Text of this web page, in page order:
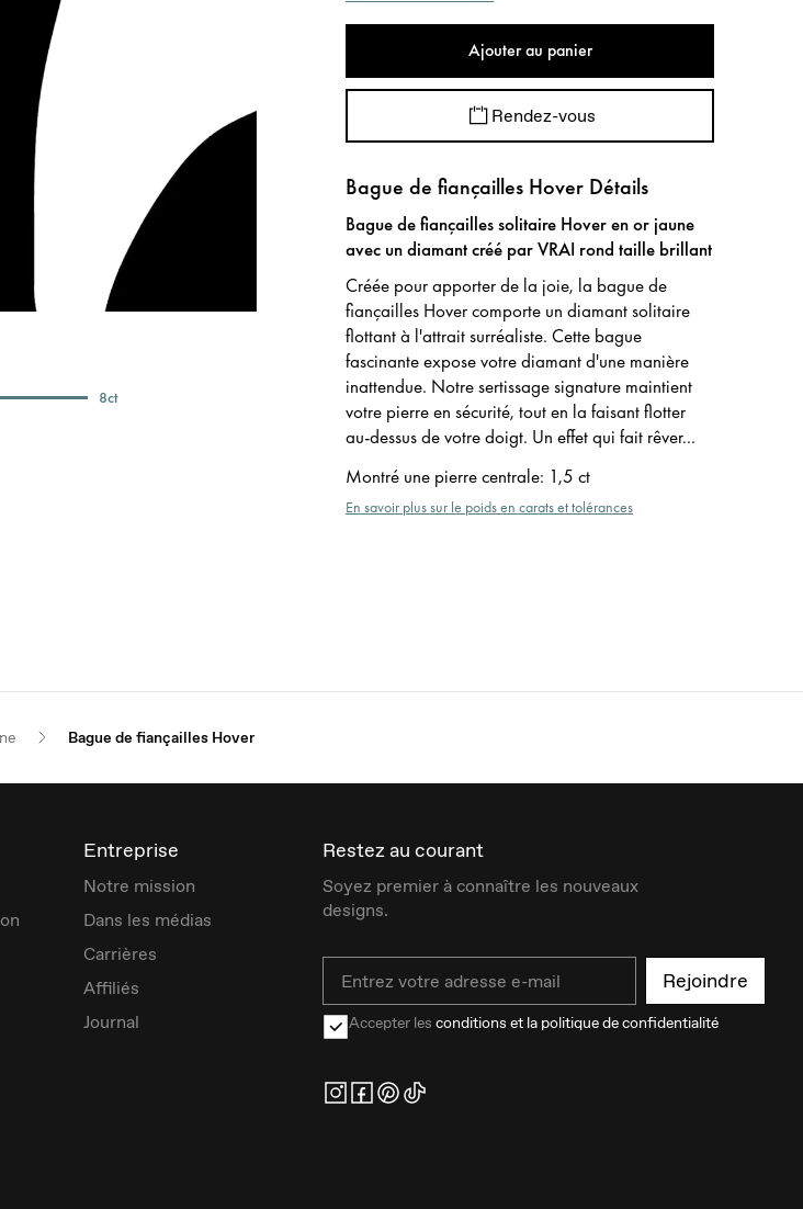
8ct
Ajouter au panier
Rendez-vous
Bague de fiançailles Hover Détails
Bague de fiançailles solitaire Hover en or jaune
avec un diamant créé par VRAI rond taille brillant
Créée pour apporter de la joie, la bague de
fiançailles Hover comporte un diamant solitaire
flottant à l'attrait surréaliste. Cette bague
fascinante expose votre diamant d'une manière
inattendue. Notre sertissage signature maintient
votre pierre en sécurité, tout en la faisant flotter
au-dessus de votre doigt. Un effet qui fait rêver...
Montré une pierre centrale: 1,5 ct
En savoir plus sur le poids en carats et tolérances
Bague de fiançailles Hover
Entreprise
Notre mission
Dans les médias
Carrières
Affiliés
Journal
Restez au courant
Soyez premier à connaître les nouveaux
designs.
Rejoindre
Accepter lesconditions et la politique de confidentialité